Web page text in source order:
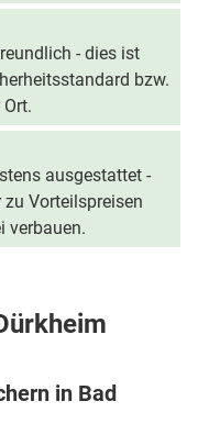
- dies ist
bzw.
ausgestattet -
Vorteilspreisen
verbauen.
in Bad